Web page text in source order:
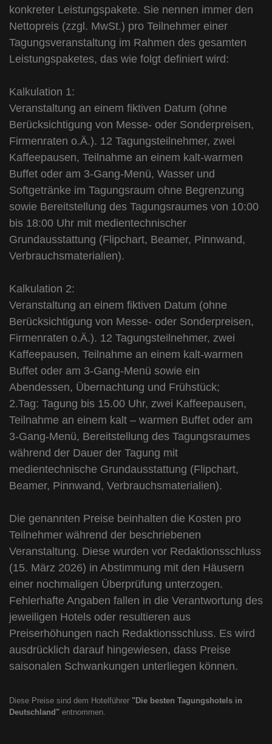
konkreter Leistungspakete. Sie nennen immer den
Nettopreis (zzgl. MwSt.) pro Teilnehmer einer
Tagungsveranstaltung im Rahmen des gesamten
Leistungspaketes, das wie folgt definiert wird:
Kalkulation 1:
Veranstaltung an einem fiktiven Datum (ohne
Berücksichtigung von Messe- oder Sonderpreisen,
Firmenraten o.Ä.). 12 Tagungsteilnehmer, zwei
Kaffeepausen, Teilnahme an einem kalt-warmen
Buffet oder am 3-Gang-Menü, Wasser und
Softgetränke im Tagungsraum ohne Begrenzung
sowie Bereitstellung des Tagungsraumes von 10:00
bis 18:00 Uhr mit medientechnischer
Grundausstattung (Flipchart, Beamer, Pinnwand,
Verbrauchsmaterialien).
Kalkulation 2:
Veranstaltung an einem fiktiven Datum (ohne
Berücksichtigung von Messe- oder Sonderpreisen,
Firmenraten o.Ä.). 12 Tagungsteilnehmer, zwei
Kaffeepausen, Teilnahme an einem kalt-warmen
Buffet oder am 3-Gang-Menü sowie ein
Abendessen, Übernachtung und Frühstück;
2.Tag: Tagung bis 15.00 Uhr, zwei Kaffeepausen,
Teilnahme an einem kalt – warmen Buffet oder am
3-Gang-Menü, Bereitstellung des Tagungsraumes
während der Dauer der Tagung mit
medientechnische Grundausstattung (Flipchart,
Beamer, Pinnwand, Verbrauchsmaterialien).
Die genannten Preise beinhalten die Kosten pro
Teilnehmer während der beschriebenen
Veranstaltung. Diese wurden vor Redaktionsschluss
(15. März 2026) in Abstimmung mit den Häusern
einer nochmaligen Überprüfung unterzogen.
Fehlerhafte Angaben fallen in die Verantwortung des
jeweiligen Hotels oder resultieren aus
Preiserhöhungen nach Redaktionsschluss. Es wird
ausdrücklich darauf hingewiesen, dass Preise
saisonalen Schwankungen unterliegen können.
Diese Preise sind dem Hotelführer "Die besten Tagungshotels in
Deutschland" entnommen.